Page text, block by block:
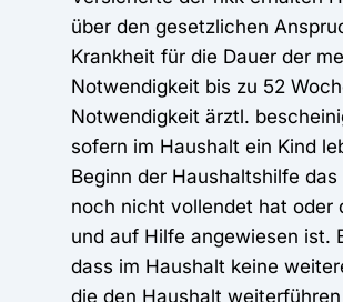
über den gesetzlichen
Krankheit für die Dauer der
Notwendigkeit bis zu 52
Notwendigkeit ärztl.
sofern im Haushalt ein Kind
Beginn der Haushaltshilfe das
noch nicht vollendet hat oder
und auf Hilfe angewiesen ist.
dass im Haushalt keine
die den Haushalt